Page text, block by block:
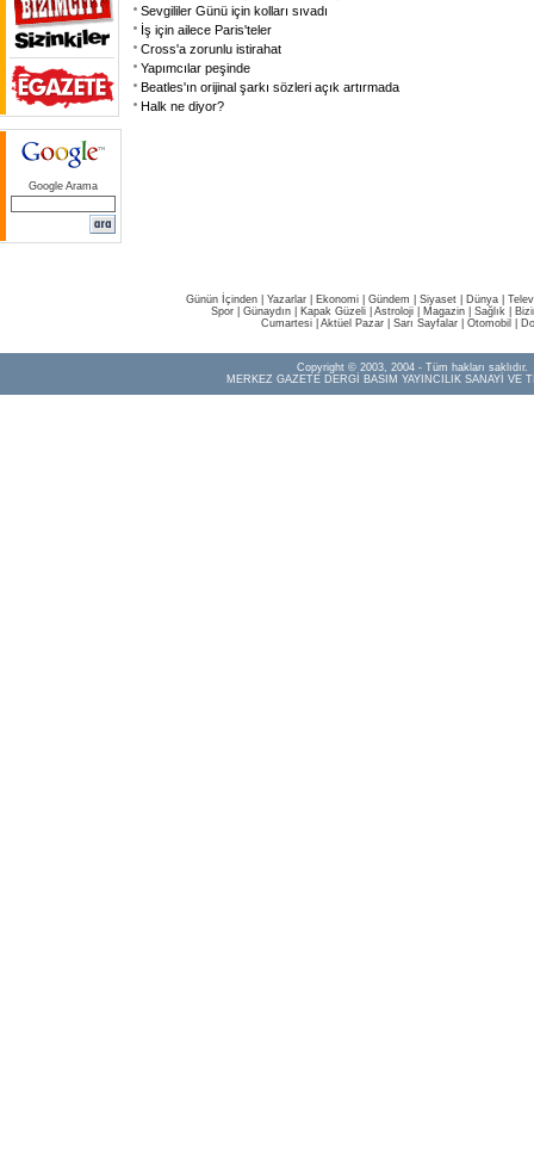
Google Arama
Sevgililer Günü için kolları sıvadı
İş için ailece Paris'teler
Cross'a zorunlu istirahat
Yapımcılar peşinde
Beatles'ın orijinal şarkı sözleri açık artırmada
Halk ne diyor?
Günün İçinden Yazarlar Ekonomi Gündem Siyaset Dünya |
Spor
Günaydın Kapak Güzeli Astroloji Magazin Sağlık
Cumartesi| Aktüel Pazar| Sarı Sayfalar| Otomobil
Copyright © 2003, 2004 - Tüm hakları saklıdır.
MERKEZ GAZETE DERGİ BASIM YAYINCILIK SANAYİ VE